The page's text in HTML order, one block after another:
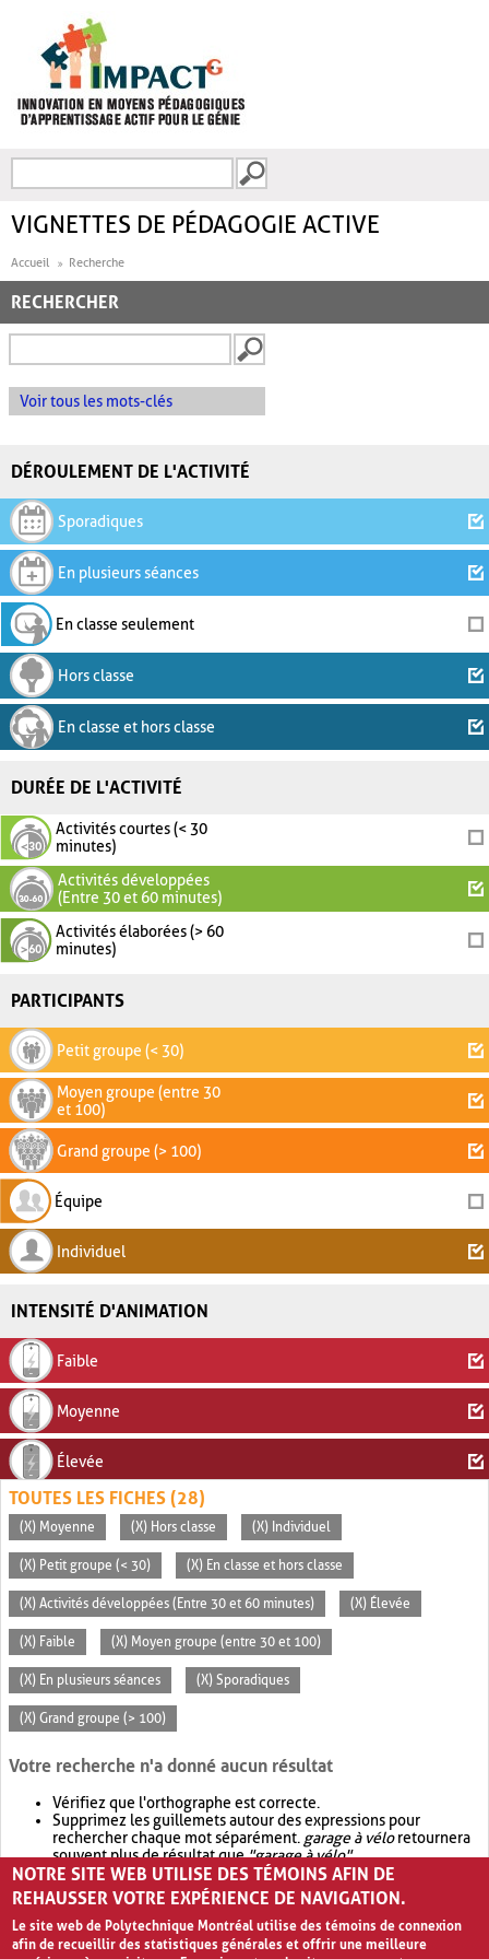
FORMULAIRE DE
VIGNETTES DE PÉDAGOGIE ACTIVE
Accueil Recherche
RECHERCHER
Voir tous les mots-clés
DÉROULEMENT DE L'ACTIVITÉ
Sporadiques
En plusieurs séances
En classe seulement
Hors classe
En classe et hors classe
DURÉE DE L'ACTIVITÉ
Activités courtes (< 30
minutes)
Activités développées
(Entre 30 et 60 minutes)
Activités élaborées (> 60
minutes)
PARTICIPANTS
Petit groupe (< 30)
Moyen groupe (entre 30
et 100)
Grand groupe (> 100)
Équipe
Individuel
INTENSITÉ D'ANIMATION
Faible
Moyenne
Élevée
TOUTES LES FICHES (28)
(X) Moyenne (X) Hors classe (X) Individuel
(X) Petit groupe (< 30) (X) En classe et hors classe
(X) Activités développées (Entre 30 et 60 minutes) (X) Élevée
(X) Faible (X) Moyen groupe (entre 30 et 100)
(X) En plusieurs séances (X) Sporadiques
(X) Grand groupe (> 100)
Votre recherche n'a donné aucun résultat
Vérifiez que l'orthographe est correcte.
Supprimez les guillemets autour des expressions pour
rechercher chaque mot séparément. garage à véloretournera
souvent plus de résultat que"garage à vélo".
Envisagez d'élargir votre recherche avec OR.garage OR vélo
retournera souvent plus de résultat quegarage à vélo
NOTRE SITE WEB UTILISE DES TÉMOINS AFIN DE
REHAUSSER VOTRE EXPÉRIENCE DE NAVIGATION.
Le site web de Polytechnique Montréal utilise des témoins de connexion
afin de recueillir des statistiques générales et offrir une meilleure